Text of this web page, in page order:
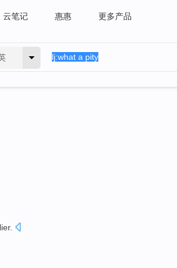
云笔记 惠惠 更多产品
.